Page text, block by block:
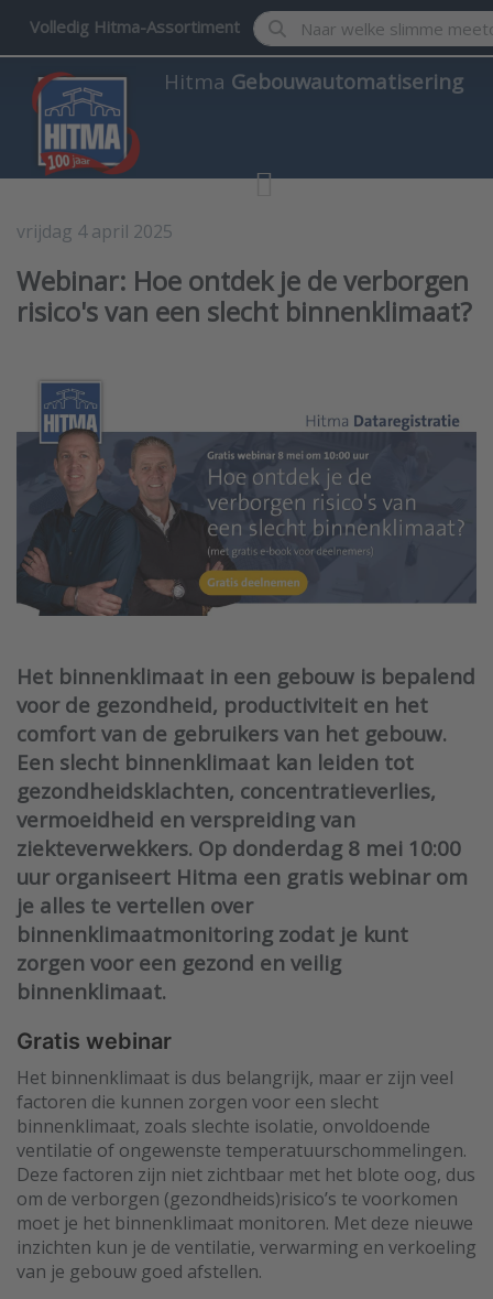
Volledig Hitma-Assortiment Enter a search term.
Hitma Gebouwautomatisering
vrijdag 4 april 2025
Gebouwautomatisering
Webinar: Hoe ontdek je de verborgen
risico's van een slecht binnenklimaat?
Het binnenklimaat in een gebouw is bepalend
voor de gezondheid, productiviteit en het
comfort van de gebruikers van het gebouw.
Een slecht binnenklimaat kan leiden tot
gezondheidsklachten, concentratieverlies,
vermoeidheid en verspreiding van
ziekteverwekkers. Op donderdag 8 mei 10:00
uur organiseert Hitma een gratis webinar om
je alles te vertellen over
binnenklimaatmonitoring zodat je kunt
zorgen voor een gezond en veilig
binnenklimaat.
Gratis webinar
Het binnenklimaat is dus belangrijk, maar er zijn veel
factoren die kunnen zorgen voor een slecht
binnenklimaat, zoals slechte isolatie, onvoldoende
ventilatie of ongewenste temperatuurschommelingen.
Deze factoren zijn niet zichtbaar met het blote oog, dus
om de verborgen (gezondheids)risico’s te voorkomen
moet je het binnenklimaat monitoren. Met deze nieuwe
inzichten kun je de ventilatie, verwarming en verkoeling
van je gebouw goed afstellen.